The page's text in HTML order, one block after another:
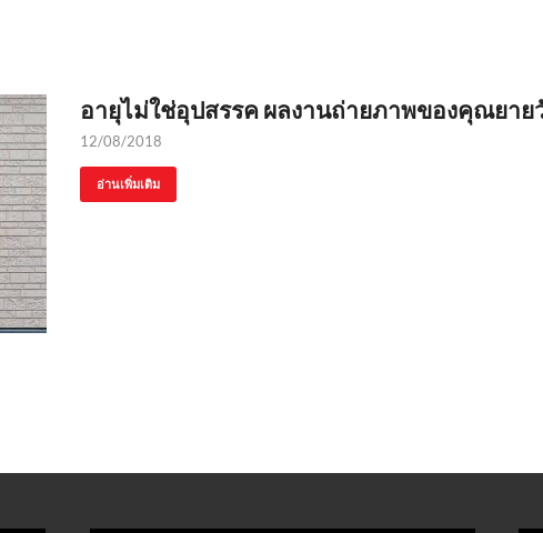
อายุไม่ใช่อุปสรรค ผลงานถ่ายภาพของคุณยาย
12/08/2018
อ่านเพิ่มเติม